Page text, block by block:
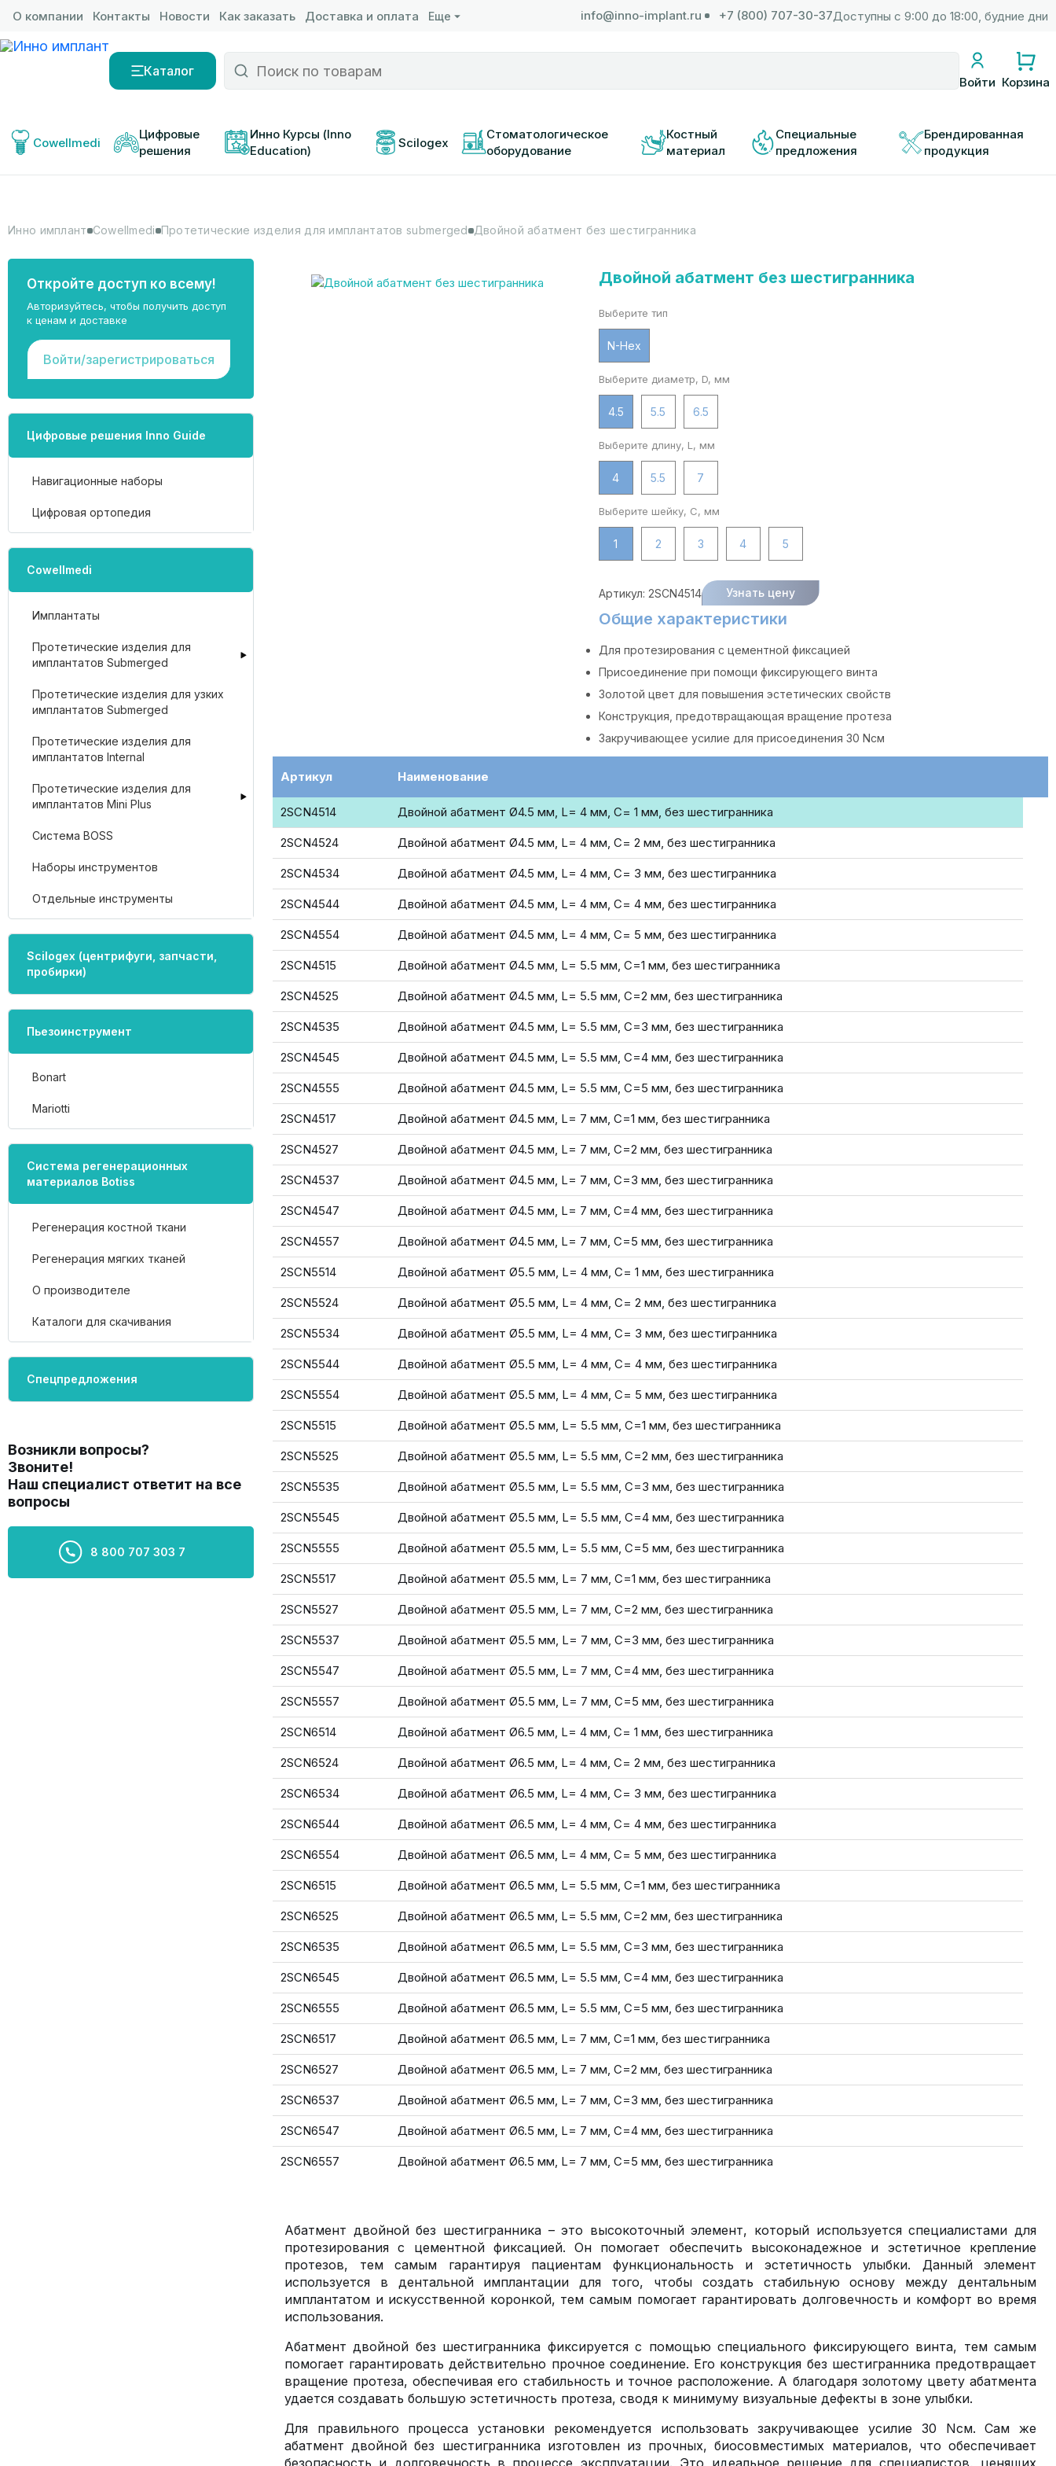
О компании Контакты Новости Как заказать Доставка и оплата Еще info@inno-implant.ru +7 (800) 707-30-37Доступны с 9:00 до 18:00, будние дни
Каталог
Войти Корзина
Cowellmedi
Цифровые
решения
Инно Курсы (Inno
Education)
Scilogex
Стоматологическое
оборудование
Костный
материал
Специальные
предложения
Брендированная
продукция
Инно имплант Cowellmedi Протетические изделия для имплантатов submerged Двойной абатмент без шестигранника
Откройте доступ ко всему!
Авторизуйтесь, чтобы получить доступ
к ценам и доставке
Войти/зарегистрироваться
Цифровые решения Inno Guide
Навигационные наборы
Цифровая ортопедия
Cowellmedi
Имплантаты
Протетические изделия для
имплантатов Submerged
Протетические изделия для узких
имплантатов Submerged
Протетические изделия для
имплантатов Internal
Протетические изделия для
имплантатов Mini Plus
Система BOSS
Наборы инструментов
Отдельные инструменты
Scilogex (центрифуги, запчасти,
пробирки)
Пьезоинструмент
Bonart
Mariotti
Система регенерационных
материалов Botiss
Регенерация костной ткани
Регенерация мягких тканей
О производителе
Каталоги для скачивания
Спецпредложения
Возникли вопросы?
Звоните!
Наш специалист ответит на все
вопросы
8 800 707 303 7
Двойной абатмент без шестигранника
Выберите тип
N-Hex
Выберите диаметр, D, мм
4.5 5.5 6.5
Выберите длину, L, мм
4 5.5 7
Выберите шейку, C, мм
1 2 3 4 5
Артикул: 2SCN4514 Узнать цену
Общие характеристики
Для протезирования с цементной фиксацией
Присоединение при помощи фиксирующего винта
Золотой цвет для повышения эстетических свойств
Конструкция, предотвращающая вращение протеза
Закручивающее усилие для присоединения 30 Nсм
Артикул Наименование
2SCN4514 Двойной абатмент Ø4.5 мм, L= 4 мм, С= 1 мм, без шестигранника
2SCN4524 Двойной абатмент Ø4.5 мм, L= 4 мм, С= 2 мм, без шестигранника
2SCN4534 Двойной абатмент Ø4.5 мм, L= 4 мм, С= 3 мм, без шестигранника
2SCN4544 Двойной абатмент Ø4.5 мм, L= 4 мм, С= 4 мм, без шестигранника
2SCN4554 Двойной абатмент Ø4.5 мм, L= 4 мм, С= 5 мм, без шестигранника
2SCN4515 Двойной абатмент Ø4.5 мм, L= 5.5 мм, С=1 мм, без шестигранника
2SCN4525 Двойной абатмент Ø4.5 мм, L= 5.5 мм, С=2 мм, без шестигранника
2SCN4535 Двойной абатмент Ø4.5 мм, L= 5.5 мм, С=3 мм, без шестигранника
2SCN4545 Двойной абатмент Ø4.5 мм, L= 5.5 мм, С=4 мм, без шестигранника
2SCN4555 Двойной абатмент Ø4.5 мм, L= 5.5 мм, С=5 мм, без шестигранника
2SCN4517 Двойной абатмент Ø4.5 мм, L= 7 мм, С=1 мм, без шестигранника
2SCN4527 Двойной абатмент Ø4.5 мм, L= 7 мм, С=2 мм, без шестигранника
2SCN4537 Двойной абатмент Ø4.5 мм, L= 7 мм, С=3 мм, без шестигранника
2SCN4547 Двойной абатмент Ø4.5 мм, L= 7 мм, С=4 мм, без шестигранника
2SCN4557 Двойной абатмент Ø4.5 мм, L= 7 мм, С=5 мм, без шестигранника
2SCN5514 Двойной абатмент Ø5.5 мм, L= 4 мм, С= 1 мм, без шестигранника
2SCN5524 Двойной абатмент Ø5.5 мм, L= 4 мм, С= 2 мм, без шестигранника
2SCN5534 Двойной абатмент Ø5.5 мм, L= 4 мм, С= 3 мм, без шестигранника
2SCN5544 Двойной абатмент Ø5.5 мм, L= 4 мм, С= 4 мм, без шестигранника
2SCN5554 Двойной абатмент Ø5.5 мм, L= 4 мм, С= 5 мм, без шестигранника
2SCN5515 Двойной абатмент Ø5.5 мм, L= 5.5 мм, С=1 мм, без шестигранника
2SCN5525 Двойной абатмент Ø5.5 мм, L= 5.5 мм, С=2 мм, без шестигранника
2SCN5535 Двойной абатмент Ø5.5 мм, L= 5.5 мм, С=3 мм, без шестигранника
2SCN5545 Двойной абатмент Ø5.5 мм, L= 5.5 мм, С=4 мм, без шестигранника
2SCN5555 Двойной абатмент Ø5.5 мм, L= 5.5 мм, С=5 мм, без шестигранника
2SCN5517 Двойной абатмент Ø5.5 мм, L= 7 мм, С=1 мм, без шестигранника
2SCN5527 Двойной абатмент Ø5.5 мм, L= 7 мм, С=2 мм, без шестигранника
2SCN5537 Двойной абатмент Ø5.5 мм, L= 7 мм, С=3 мм, без шестигранника
2SCN5547 Двойной абатмент Ø5.5 мм, L= 7 мм, С=4 мм, без шестигранника
2SCN5557 Двойной абатмент Ø5.5 мм, L= 7 мм, С=5 мм, без шестигранника
2SCN6514 Двойной абатмент Ø6.5 мм, L= 4 мм, С= 1 мм, без шестигранника
2SCN6524 Двойной абатмент Ø6.5 мм, L= 4 мм, С= 2 мм, без шестигранника
2SCN6534 Двойной абатмент Ø6.5 мм, L= 4 мм, С= 3 мм, без шестигранника
2SCN6544 Двойной абатмент Ø6.5 мм, L= 4 мм, С= 4 мм, без шестигранника
2SCN6554 Двойной абатмент Ø6.5 мм, L= 4 мм, С= 5 мм, без шестигранника
2SCN6515 Двойной абатмент Ø6.5 мм, L= 5.5 мм, С=1 мм, без шестигранника
2SCN6525 Двойной абатмент Ø6.5 мм, L= 5.5 мм, С=2 мм, без шестигранника
2SCN6535 Двойной абатмент Ø6.5 мм, L= 5.5 мм, С=3 мм, без шестигранника
2SCN6545 Двойной абатмент Ø6.5 мм, L= 5.5 мм, С=4 мм, без шестигранника
2SCN6555 Двойной абатмент Ø6.5 мм, L= 5.5 мм, С=5 мм, без шестигранника
2SCN6517 Двойной абатмент Ø6.5 мм, L= 7 мм, С=1 мм, без шестигранника
2SCN6527 Двойной абатмент Ø6.5 мм, L= 7 мм, С=2 мм, без шестигранника
2SCN6537 Двойной абатмент Ø6.5 мм, L= 7 мм, С=3 мм, без шестигранника
2SCN6547 Двойной абатмент Ø6.5 мм, L= 7 мм, С=4 мм, без шестигранника
2SCN6557 Двойной абатмент Ø6.5 мм, L= 7 мм, С=5 мм, без шестигранника
Абатмент двойной без шестигранника – это высокоточный элемент, который используется специалистами для
протезирования с цементной фиксацией. Он помогает обеспечить высоконадежное и эстетичное крепление
протезов, тем самым гарантируя пациентам функциональность и эстетичность улыбки. Данный элемент
используется в дентальной имплантации для того, чтобы создать стабильную основу между дентальным
имплантатом и искусственной коронкой, тем самым помогает гарантировать долговечность и комфорт во время
использования.
Абатмент двойной без шестигранника фиксируется с помощью специального фиксирующего винта, тем самым
помогает гарантировать действительно прочное соединение. Его конструкция без шестигранника предотвращает
вращение протеза, обеспечивая его стабильность и точное расположение. А благодаря золотому цвету абатмента
удается создавать большую эстетичность протеза, сводя к минимуму визуальные дефекты в зоне улыбки.
Для правильного процесса установки рекомендуется использовать закручивающее усилие 30 Nсм. Сам же
абатмент двойной без шестигранника изготовлен из прочных, биосовместимых материалов, что обеспечивает
безопасность и долговечность в процессе эксплуатации. Это идеальное решение для специалистов, ценящих